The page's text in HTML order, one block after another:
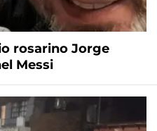
rosarino Jorge
Messi